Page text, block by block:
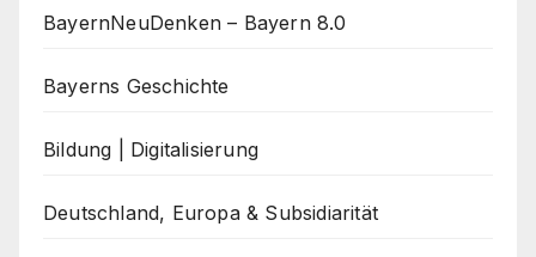
BayernNeuDenken – Bayern 8.0
Bayerns Geschichte
Bildung | Digitalisierung
Deutschland, Europa & Subsidiarität